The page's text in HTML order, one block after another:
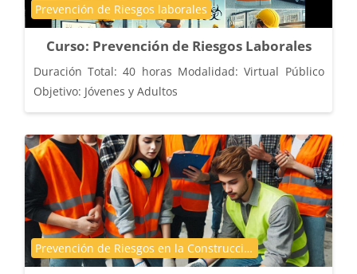
Curso: Prevención de Riesgos Laborales
Categoría de cursos
Prevención de Riesgos laborales
Duración Total: 40 horas Modalidad: Virtual Público
Objetivo: Jóvenes y Adultos
Categoría de cursos Prevención de Riesgos en la Construcción